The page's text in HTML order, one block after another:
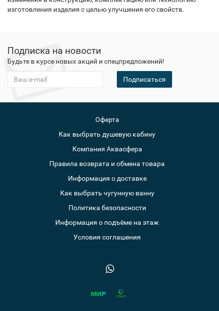
изготовления изделия с целью улучшения его свойств.
Подписка на новости
Будьте в курсе новых акций и спецпредложений!
Подписаться
Оферта
Как выбрать душевую кабину
Компания Аквасфера
Правила возврата и обмена товара
Информация о доставке
Как выбрать чугунную ванну
Политика безопасности
Информация о подъёме на этаж
Условия соглашения